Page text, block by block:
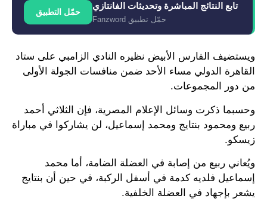
تابع النتائج المباشرة وتحديثات الفانتازي
حمّل تطبيق Fanzword
حمّل التطبيق
ويستضيف الفارس الأبيض نظيره النادي الزامبي على ستاد
القاهرة الدولي مساء الأحد ضمن منافسات الجولة الأولى
من دور المجموعات.
وحسبما ذكرت وسائل الإعلام المصرية، فإن الثلاثي أحمد
ربيع ومحمود بنتايج ومحمد إسماعيل، لن يشاركوا في مباراة
زيسكو.
ويُعاني ربيع من إصابة في العضلة الضامة، أما محمد
إسماعيل فلديه كدمة في أسفل الركبة، في حين أن بنتايج
يشعر بإجهاد في العضلة الخلفية.